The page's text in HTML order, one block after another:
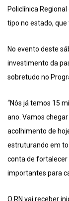
Policlínica
tipo no estado, que
No evento deste
investimento da
sobretudo no
“Nós já temos 15
ano. Vamos
acolhimento de
estruturando em
conta de fortalecer
importantes para
O RN vai receber